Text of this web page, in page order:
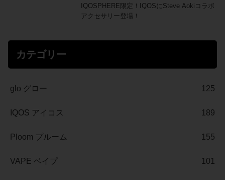
IQOSPHERE限定！IQOSにSteve Aokiコラボ
アクセサリー登場！
カテゴリー
glo グロー 125
IQOS アイコス 189
Ploom プルーム 155
VAPE ベイプ 101